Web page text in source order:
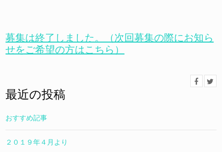
募集は終了しました。（次回募集の際にお知ら
せをご希望の方はこちら）
最近の投稿
おすすめ記事
２０１９年４月より